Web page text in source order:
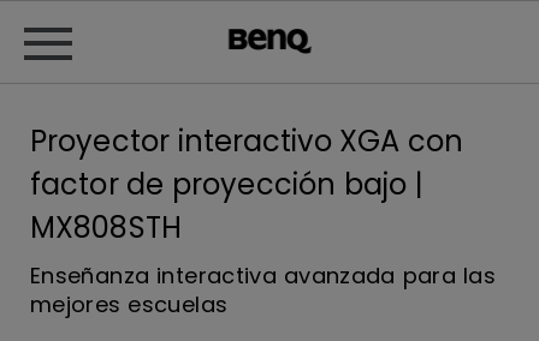
Proyector interactivo XGA con
factor de proyección bajo |
MX808STH
Enseñanza interactiva avanzada para las
mejores escuelas